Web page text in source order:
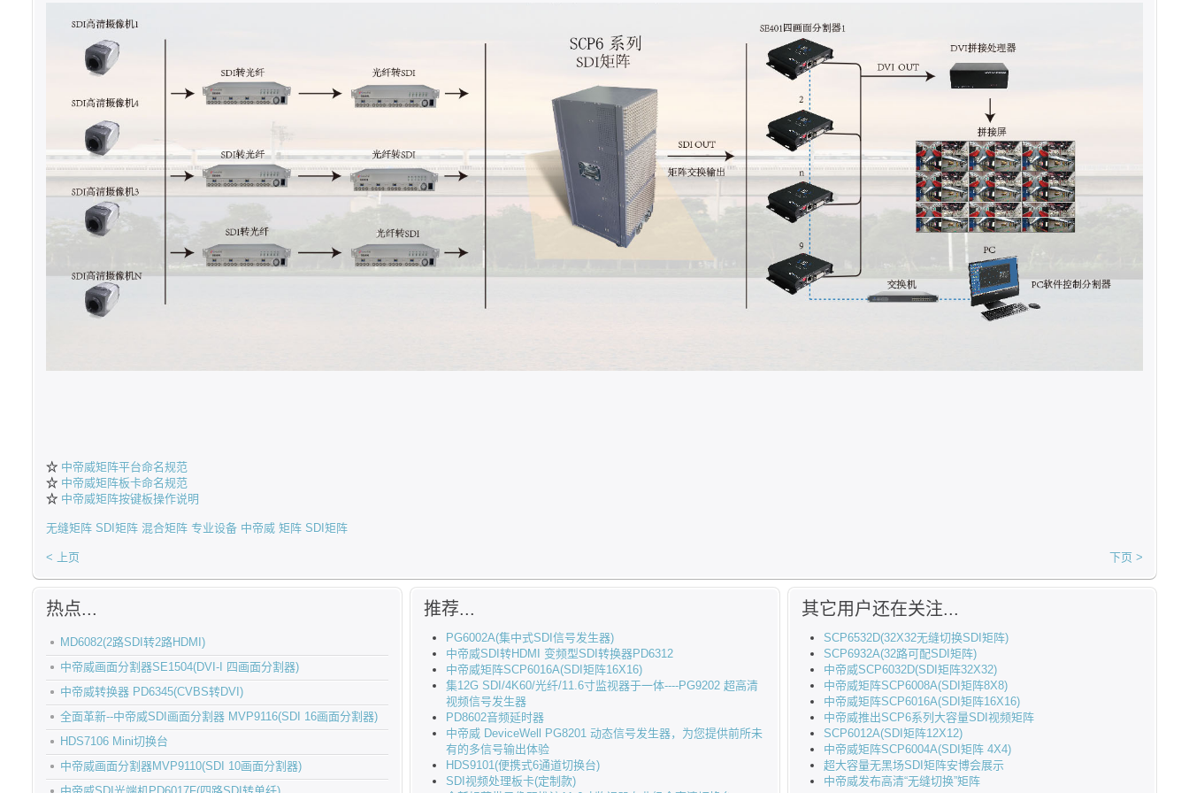
☆ 中帝威矩阵平台命名规范
☆ 中帝威矩阵板卡命名规范
☆ 中帝威矩阵按键板操作说明
无缝矩阵 SDI矩阵 混合矩阵 专业设备 中帝威 矩阵 SDI矩阵
< 上页 下页 >
热点...
MD6082(2路SDI转2路HDMI)
中帝威画面分割器SE1504(DVI-I 四画面分割器)
中帝威转换器 PD6345(CVBS转DVI)
全面革新--中帝威SDI画面分割器 MVP9116(SDI 16画面分割器)
HDS7106 Mini切换台
中帝威画面分割器MVP9110(SDI 10画面分割器)
推荐...
PG6002A(集中式SDI信号发生器)
中帝威SDI转HDMI 变频型SDI转换器PD6312
中帝威矩阵SCP6016A(SDI矩阵16X16)
集12G SDI/4K60/光纤/11.6寸监视器于一体----PG9202 超高清
视频信号发生器
PD8602音频延时器
中帝威 DeviceWell PG8201 动态信号发生器，为您提供前所未
有的多信号输出体验
HDS9101(便携式6通道切换台)
SDI视频处理板卡(定制款)
其它用户还在关注...
SCP6532D(32X32无缝切换SDI矩阵)
SCP6932A(32路可配SDI矩阵)
中帝威SCP6032D(SDI矩阵32X32)
中帝威矩阵SCP6008A(SDI矩阵8X8)
中帝威矩阵SCP6016A(SDI矩阵16X16)
中帝威推出SCP6系列大容量SDI视频矩阵
SCP6012A(SDI矩阵12X12)
中帝威矩阵SCP6004A(SDI矩阵 4X4)
超大容量无黑场SDI矩阵安博会展示
中帝威发布高清“无缝切换”矩阵